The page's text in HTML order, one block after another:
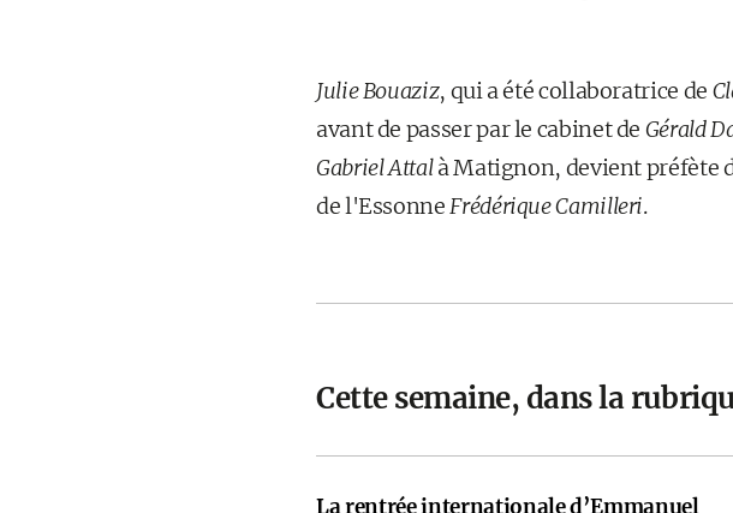
Julie Bouaziz, qui a été collaboratrice de
avant de passer par le cabinet de Gérald
Gabriel Attalà Matignon, devient préfète
de l'EssonneFrédérique Camilleri.
Cette semaine, dans la
La rentrée internationale d’Emmanuel